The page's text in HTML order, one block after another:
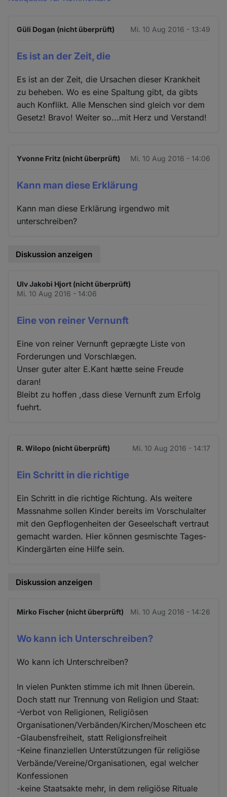
Güli Dogan (nicht überprüft) Mi. 10 Aug 2016 - 13:49
Es ist an der Zeit, die
Es ist an der Zeit, die Ursachen dieser Krankheit
zu beheben. Wo es eine Spaltung gibt, da gibts
auch Konflikt. Alle Menschen sind gleich vor dem
Gesetz! Bravo! Weiter so...mit Herz und Verstand!
Yvonne Fritz (nicht überprüft) Mi. 10 Aug 2016 - 14:06
Kann man diese Erklärung
Kann man diese Erklärung irgendwo mit
unterschreiben?
Diskussion anzeigen
Ulv Jakobi Hjort (nicht überprüft)
Mi. 10 Aug 2016 - 14:06
Eine von reiner Vernunft
Eine von reiner Vernunft geprægte Liste von
Forderungen und Vorschlægen.
Unser guter alter E.Kant hætte seine Freude
daran!
Bleibt zu hoffen ,dass diese Vernunft zum Erfolg
fuehrt.
R. Wilopo (nicht überprüft) Mi. 10 Aug 2016 - 14:17
Ein Schritt in die richtige
Ein Schritt in die richtige Richtung. Als weitere
Massnahme sollen Kinder bereits im Vorschulalter
mit den Gepflogenheiten der Geseelschaft vertraut
gemacht warden. Hier können gesmischte Tages-
Kindergärten eine Hilfe sein.
Diskussion anzeigen
Mirko Fischer (nicht überprüft) Mi. 10 Aug 2016 - 14:26
Wo kann ich Unterschreiben?
Wo kann ich Unterschreiben?
In vielen Punkten stimme ich mit Ihnen überein.
Doch statt nur Trennung von Religion und Staat:
-Verbot von Religionen, Religiösen
Organisationen/Verbänden/Kirchen/Moscheen etc
-Glaubensfreiheit, statt Religionsfreiheit
-Keine finanziellen Unterstützungen für religiöse
Verbände/Vereine/Organisationen, egal welcher
Konfessionen
-keine Staatsakte mehr, in dem religiöse Rituale